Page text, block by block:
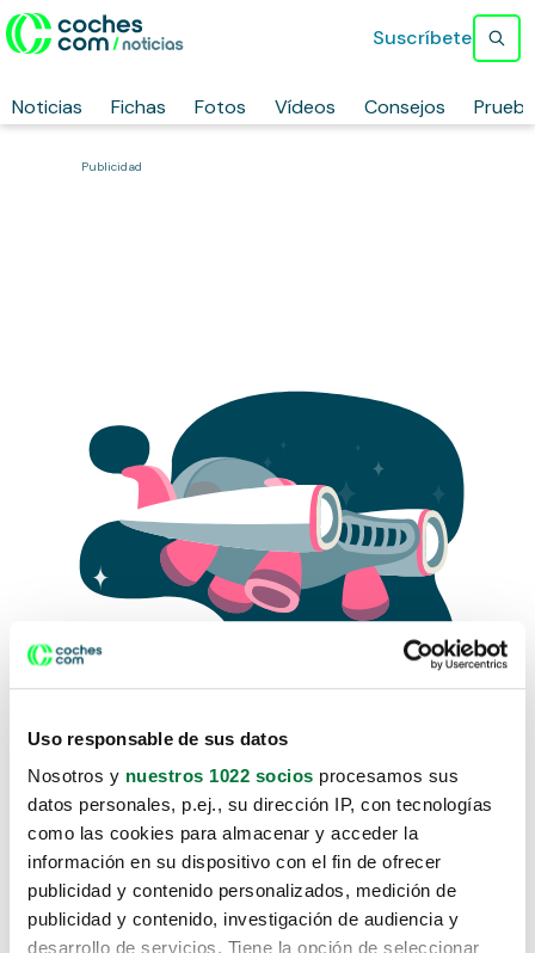
Uso responsable de sus datos
Nosotros y nuestros 1022 socios procesamos sus
datos personales, p.ej., su dirección IP, con tecnologías
como las cookies para almacenar y acceder la
información en su dispositivo con el fin de ofrecer
publicidad y contenido personalizados, medición de
publicidad y contenido, investigación de audiencia y
desarrollo de servicios. Tiene la opción de seleccionar
Noticias Fichas Fotos Vídeos Consejos
Suscríbete
Publicidad
Lo sentimos, no sabemos como
te hemos traido hasta aquí.